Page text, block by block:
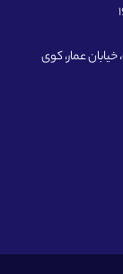
عمار، کوی